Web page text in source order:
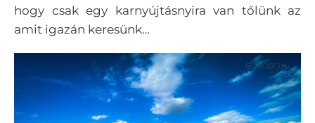
hogy csak egy karnyújtásnyira van tőlünk az
amit igazán keresünk…